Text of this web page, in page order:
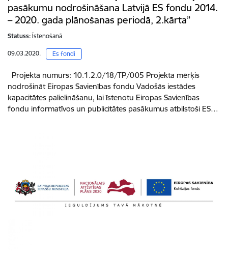
pasākumu nodrošināšana Latvijā ES fondu 2014.
– 2020. gada plānošanas periodā, 2.kārta”
Statuss: Īstenošanā
09.03.2020. Es fondi
Projekta numurs: 10.1.2.0/18/TP/005 Projekta mērķis
nodrošināt Eiropas Savienības fondu Vadošās iestādes
kapacitātes palielināšanu, lai īstenotu Eiropas Savienības
fondu informatīvos un publicitātes pasākumus atbilstoši ES…